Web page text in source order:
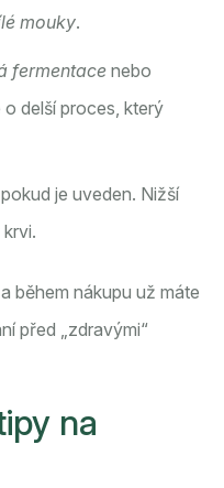
mouky.
fermentace nebo
delší proces, který
je uveden. Nižší
během nákupu už máte
před „zdravými“
na